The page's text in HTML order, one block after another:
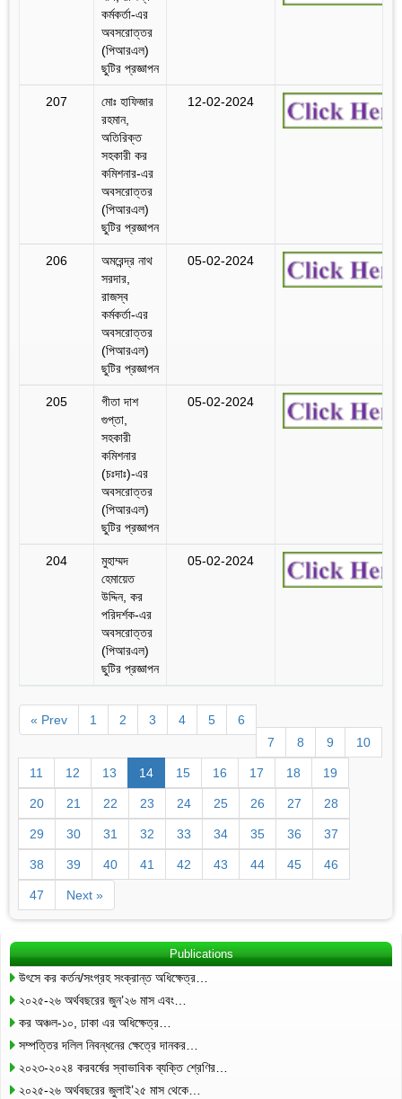
কর্মকর্তা-এর
অবসরোত্তর
(পিআরএল)
ছুটির প্রজ্ঞাপন
207
মোঃ হাফিজার
রহমান,
অতিরিক্ত
সহকারী কর
কমিশনার-এর
অবসরোত্তর
(পিআরএল)
ছুটির প্রজ্ঞাপন
12-02-2024
206
অমরেন্দ্র নাথ
সরদার,
রাজস্ব
কর্মকর্তা-এর
অবসরোত্তর
(পিআরএল)
ছুটির প্রজ্ঞাপন
05-02-2024
205
গীতা দাশ
গুপ্তা,
সহকারী
কমিশনার
(চঃদাঃ)-এর
অবসরোত্তর
(পিআরএল)
ছুটির প্রজ্ঞাপন
05-02-2024
204
মুহাম্মদ
হেমায়েত
উদ্দিন, কর
পরিদর্শক-এর
অবসরোত্তর
(পিআরএল)
ছুটির প্রজ্ঞাপন
05-02-2024
« Prev 1 2 3 4 5
6
7
8 9 10
11 12 13 14 15 16 17 18 19
20 21 22 23 24 25 26 27 28
29 30 31 32 33 34 35 36 37
38 39 40 41 42 43 44 45 46
47 Next »
Publications
উৎসে কর কর্তন/সংগ্রহ সংক্রান্ত অধিক্ষেত্র…
২০২৫-২৬ অর্থবছরের জুন’২৬ মাস এবং…
কর অঞ্চল-১০, ঢাকা এর অধিক্ষেত্র…
সম্পত্তির দলিল নিবন্ধনের ক্ষেত্রে দানকর…
২০২৩-২০২৪ করবর্ষের স্বাভাবিক ব্যক্তি শ্রেণির…
২০২৫-২৬ অর্থবছরের জুলাই’২৫ মাস থেকে…